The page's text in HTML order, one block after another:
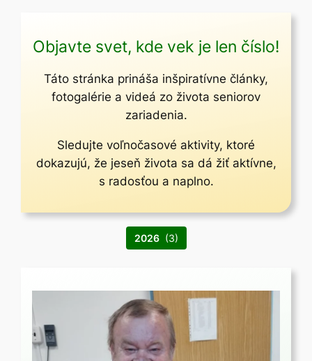
Objavte svet, kde vek je len číslo!
Táto stránka prináša inšpiratívne články,
fotogalérie a videá zo života seniorov
zariadenia.
Sledujte voľnočasové aktivity, ktoré
dokazujú, že jeseň života sa dá žiť aktívne,
s radosťou a naplno.
2026 (3)